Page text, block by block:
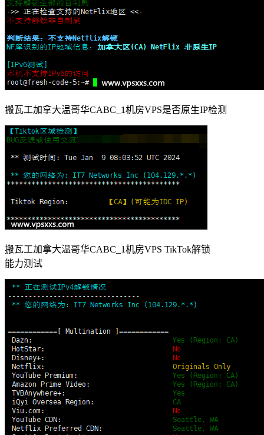
搬瓦工加拿大温哥华CABC_1机房VPS是否原生IP检测
搬瓦工加拿大温哥华CABC_1机房VPS TikTok解锁
能力测试